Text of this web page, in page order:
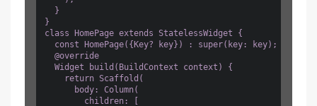
  }
}
class HomePage extends StatelessWidget {
  const HomePage({Key? key}) : super(key: key);
  @override
  Widget build(BuildContext context) {
    return Scaffold(
      body: Column(
        children: [